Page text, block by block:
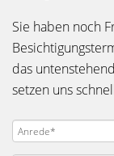
Sie haben noch
das
setzen uns